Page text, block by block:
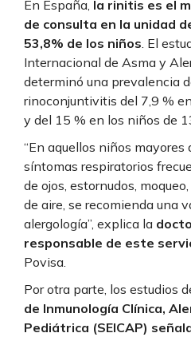
En España, la rinitis es el
de consulta en la unidad
53,8% de los niños. El
Internacional de Asma y
determinó una prevalencia
rinoconjuntivitis del 7,9 %
y del 15 % en los niños de
“En aquellos niños mayores
síntomas respiratorios
de ojos, estornudos,
de aire, se recomienda una
alergología”, explica la
responsable de este
Povisa.
Por otra parte, los estudios
de Inmunología Clínica,
Pediátrica (SEICAP)